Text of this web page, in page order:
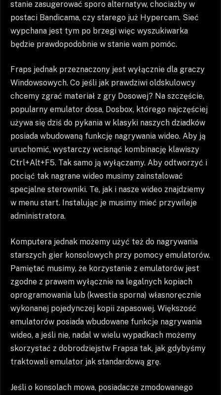
stanie zasugerować sporo alternatyw, chociażby w
postaci Bandicama, czy starego już Hypercam. Sieć
wypchana jest tym po brzegi więc wyszukiwarka
będzie prawdopodobnie w stanie wam pomóc.
Fraps jednak przeznaczony jest wyłącznie dla graczy
Windowsowych. Co jeśli jak prawdziwi oldskulowcy
chcemy zgrać materiał z gry Dosowej? Na szczęście,
popularny emulator dosa, Dosbox, którego najczęściej
używa się dziś do pykania w klasyki naszych dziadków
posiada wbudowaną funkcję nagrywania wideo. Aby ją
uruchomić, wystarczy wcisnąć kombinację klawiszy
Ctrl+Alt+F5. Tak samo ją wyłączamy. Aby odtworzyć i
pociąć tak nagrane wideo musimy zainstalować
specjalne sterowniki. Te, jak i nasze wideo znajdziemy
w menu start. Instalując je musimy mieć przywileje
administratora.
Komputera jednak możemy użyć też do nagrywania
starszych gier konsolowych przy pomocy emulatorów.
Pamiętać musimy, że korzystanie z emulatorów jest
zgodne z prawem wyłącznie na legalnych kopiach
oprogramowania lub (kwestia sporna) własnoręcznie
wykonanej pojedynczej kopii zapasowej. Większość
emulatorów posiada wbudowane funkcje nagrywania
wideo, a jeśli nie, nadal w wielu wypadkach możemy
skorzystać z dobrodziejstw Frapsa tak, jak gdybyśmy
traktowali emulator jak standardową grę.
Jeśli o konsolach mowa, posiadacze zmodowanego